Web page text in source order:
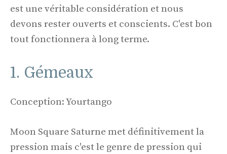
est une véritable considération et nous
devons rester ouverts et conscients. C'est bon
tout fonctionnera à long terme.
1. Gémeaux
Conception: Yourtango
Moon Square Saturne met définitivement la
pression mais c'est le genre de pression qui